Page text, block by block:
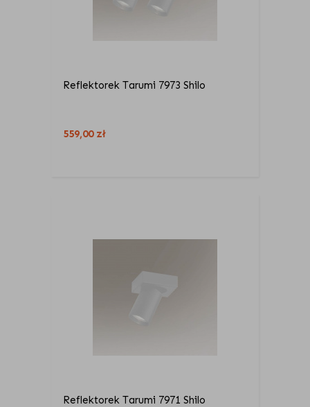
Reflektorek Tarumi 7973 Shilo
559,00 zł
Reflektorek Tarumi 7971 Shilo